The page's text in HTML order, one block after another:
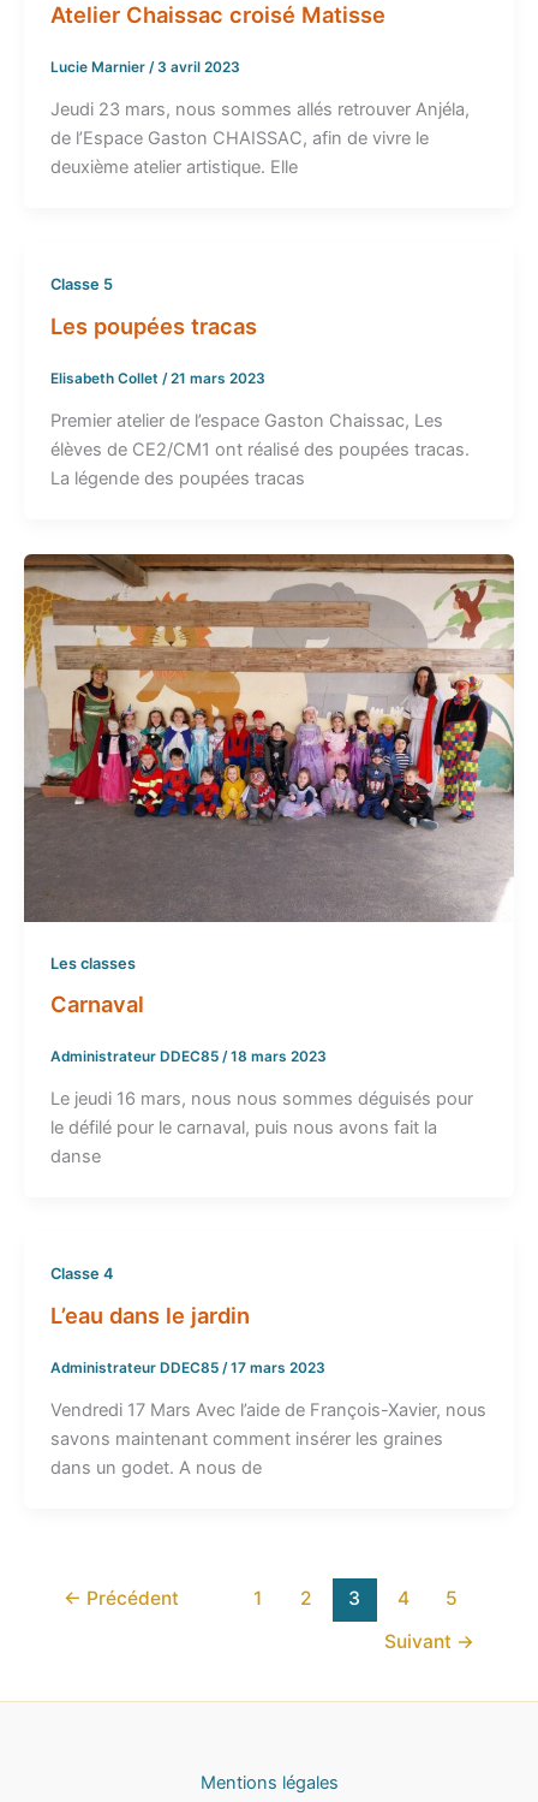
Atelier Chaissac croisé Matisse
Lucie Marnier / 3 avril 2023
Jeudi 23 mars, nous sommes allés retrouver Anjéla,
de l’Espace Gaston CHAISSAC, afin de vivre le
deuxième atelier artistique. Elle
Classe 5
Les poupées tracas
Elisabeth Collet /21 mars 2023
Premier atelier de l’espace Gaston Chaissac, Les
élèves de CE2/CM1 ont réalisé des poupées tracas.
La légende des poupées tracas
Les classes
Carnaval
Administrateur DDEC85 /18 mars 2023
Le jeudi 16 mars, nous nous sommes déguisés pour
le défilé pour le carnaval, puis nous avons fait la
danse
Classe 4
L’eau dans le jardin
Administrateur DDEC85 /17 mars 2023
Vendredi 17 Mars Avec l’aide de François-Xavier, nous
savons maintenant comment insérer les graines
dans un godet. A nous de
← Précédent 1 2 3 4
5
Suivant →
Mentions légales